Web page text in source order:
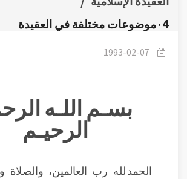
٠4موضوعات مختلفة في العقيدة
1993-02-07
بسـم اللـه
الرحيـم
الحمد لله رب العالمين، والصلاة